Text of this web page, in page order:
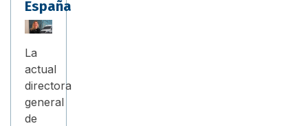
España
La
actual
directora
general
de